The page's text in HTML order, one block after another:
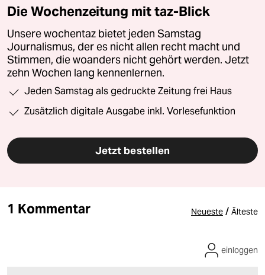
Die Wochenzeitung mit taz-Blick
Unsere wochentaz bietet jeden Samstag
Journalismus, der es nicht allen recht macht und
Stimmen, die woanders nicht gehört werden. Jetzt
zehn Wochen lang kennenlernen.
Jeden Samstag als gedruckte Zeitung frei Haus
Zusätzlich digitale Ausgabe inkl. Vorlesefunktion
Jetzt bestellen
1 Kommentar Neueste / Älteste
einloggen